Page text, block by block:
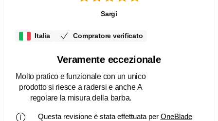
Sargi
Italia Compratore verificato
Veramente eccezionale
Molto pratico e funzionale con un unico
prodotto si riesce a radersi e anche A
regolare la misura della barba.
Questa revisione è stata effettuata per OneBlade